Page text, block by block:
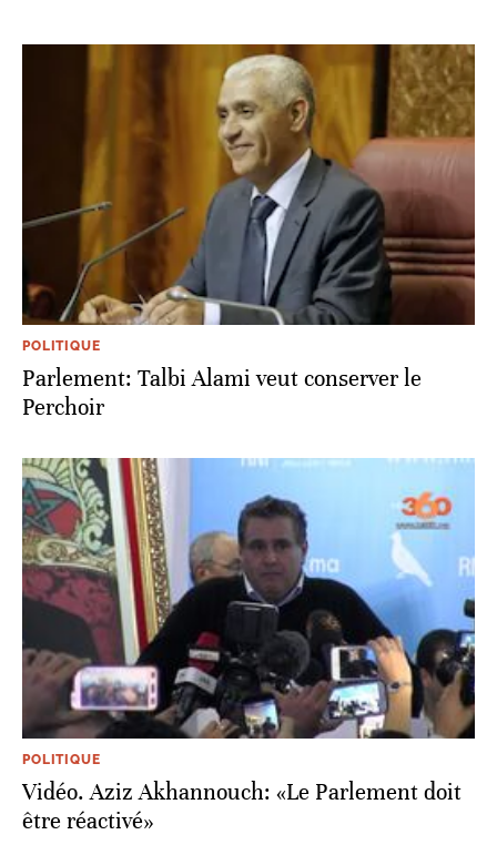
POLITIQUE
Parlement: Talbi Alami veut conserver le
Perchoir
POLITIQUE
Vidéo. Aziz Akhannouch: «Le Parlement doit
être réactivé»